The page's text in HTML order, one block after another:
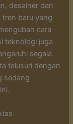
desainer dan
tren baru yang
cara
teknologi juga
segala
telusuri dengan
sedang